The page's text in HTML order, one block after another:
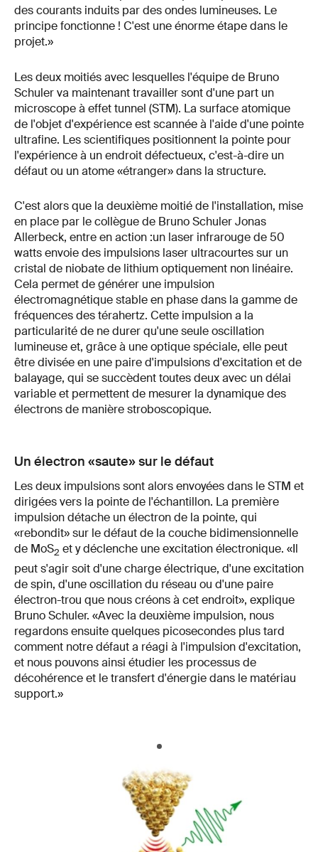
des courants induits par des ondes lumineuses. Le
principe fonctionne ! C'est une énorme étape dans le
projet.»
Les deux moitiés avec lesquelles l'équipe de Bruno
Schuler va maintenant travailler sont d'une part un
microscope à effet tunnel (STM). La surface atomique
de l'objet d'expérience est scannée à l'aide d'une pointe
ultrafine. Les scientifiques positionnent la pointe pour
l'expérience à un endroit défectueux, c'est-à-dire un
défaut ou un atome «étranger» dans la structure.
C'est alors que la deuxième moitié de l'installation, mise
en place par le collègue de Bruno Schuler Jonas
Allerbeck, entre en action :un laser infrarouge de 50
watts envoie des impulsions laser ultracourtes sur un
cristal de niobate de lithium optiquement non linéaire.
Cela permet de générer une impulsion
électromagnétique stable en phase dans la gamme de
fréquences des térahertz. Cette impulsion a la
particularité de ne durer qu'une seule oscillation
lumineuse et, grâce à une optique spéciale, elle peut
être divisée en une paire d'impulsions d'excitation et de
balayage, qui se succèdent toutes deux avec un délai
variable et permettent de mesurer la dynamique des
électrons de manière stroboscopique.
Un électron «saute» sur le défaut
Les deux impulsions sont alors envoyées dans le STM et
dirigées vers la pointe de l'échantillon. La première
impulsion détache un électron de la pointe, qui
«rebondit» sur le défaut de la couche bidimensionnelle
de MoS2 et y déclenche une excitation électronique. «Il
peut s'agir soit d'une charge électrique, d'une excitation
de spin, d'une oscillation du réseau ou d'une paire
électron-trou que nous créons à cet endroit», explique
Bruno Schuler. «Avec la deuxième impulsion, nous
regardons ensuite quelques picosecondes plus tard
comment notre défaut a réagi à l'impulsion d'excitation,
et nous pouvons ainsi étudier les processus de
décohérence et le transfert d'énergie dans le matériau
support.»